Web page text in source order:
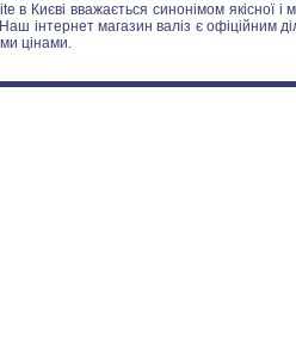
Києві вважається синонімом якісної і
Наш інтернет магазин валіз є
цінами.